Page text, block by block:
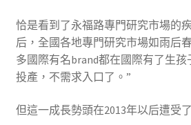
恰是看到了永福路專門研究市場的
后，全國各地專門研究市場如雨后
多國際有名brand都在國際有了生
投產，不需求入口了。”
但這一成長勢頭在2013年以后遭受